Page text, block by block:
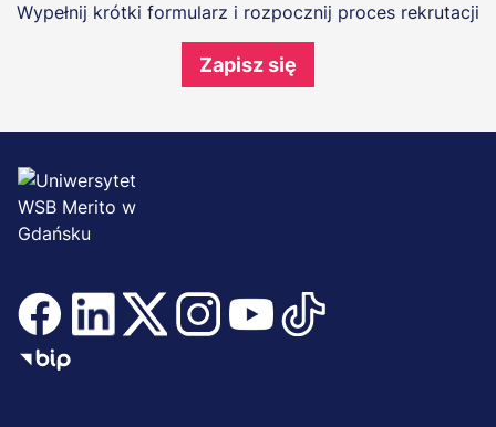
Wypełnij krótki formularz i rozpocznij proces rekrutacji
Zapisz się